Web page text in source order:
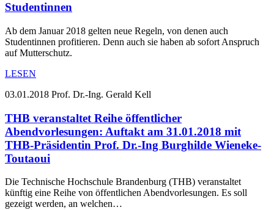
Studentinnen
Ab dem Januar 2018 gelten neue Regeln, von denen auch
Studentinnen profitieren. Denn auch sie haben ab sofort Anspruch
auf Mutterschutz.
LESEN
03.01.2018 Prof. Dr.-Ing. Gerald Kell
THB veranstaltet Reihe öffentlicher
Abendvorlesungen: Auftakt am 31.01.2018 mit
THB-Präsidentin Prof. Dr.-Ing Burghilde Wieneke-
Toutaoui
Die Technische Hochschule Brandenburg (THB) veranstaltet
künftig eine Reihe von öffentlichen Abendvorlesungen. Es soll
gezeigt werden, an welchen…